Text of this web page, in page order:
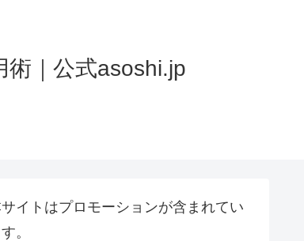
術｜公式asoshi.jp
イトはプロモーションが含まれてい
。